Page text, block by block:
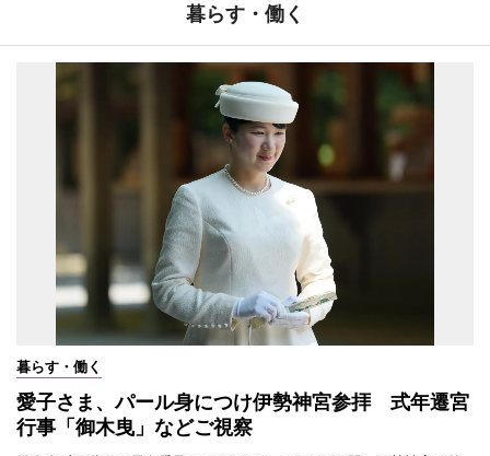
暮らす・働く
暮らす・働く
愛子さま、パール身につけ伊勢神宮参拝 式年遷宮
行事「御木曳」などご視察